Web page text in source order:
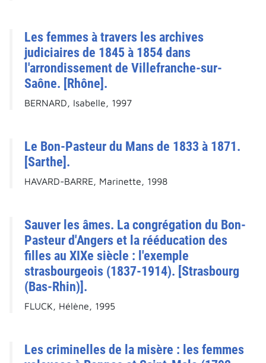
Les femmes à travers les archives
judiciaires de 1845 à 1854 dans
l'arrondissement de Villefranche-sur-
Saône. [Rhône].
BERNARD, Isabelle, 1997
Le Bon-Pasteur du Mans de 1833 à 1871.
[Sarthe].
HAVARD-BARRE, Marinette, 1998
Sauver les âmes. La congrégation du Bon-
Pasteur d'Angers et la rééducation des
filles au XIXe siècle : l'exemple
strasbourgeois (1837-1914). [Strasbourg
(Bas-Rhin)].
FLUCK, Hélène, 1995
Les criminelles de la misère : les femmes